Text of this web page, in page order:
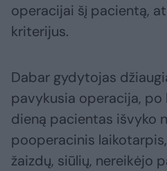
operacijai šį pacientą,
kriterijus.
Dabar gydytojas
pavykusia operacija, po
dieną pacientas išvyko
pooperacinis
žaizdų, siūlių, nereikėjo